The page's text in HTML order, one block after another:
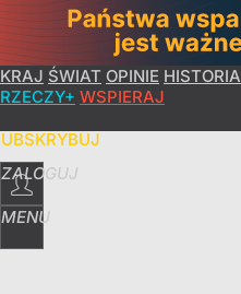
KRAJ ŚWIAT OPINIE HISTORIA
RZECZY+ WSPIERAJ
ZALOGUJ
MENU